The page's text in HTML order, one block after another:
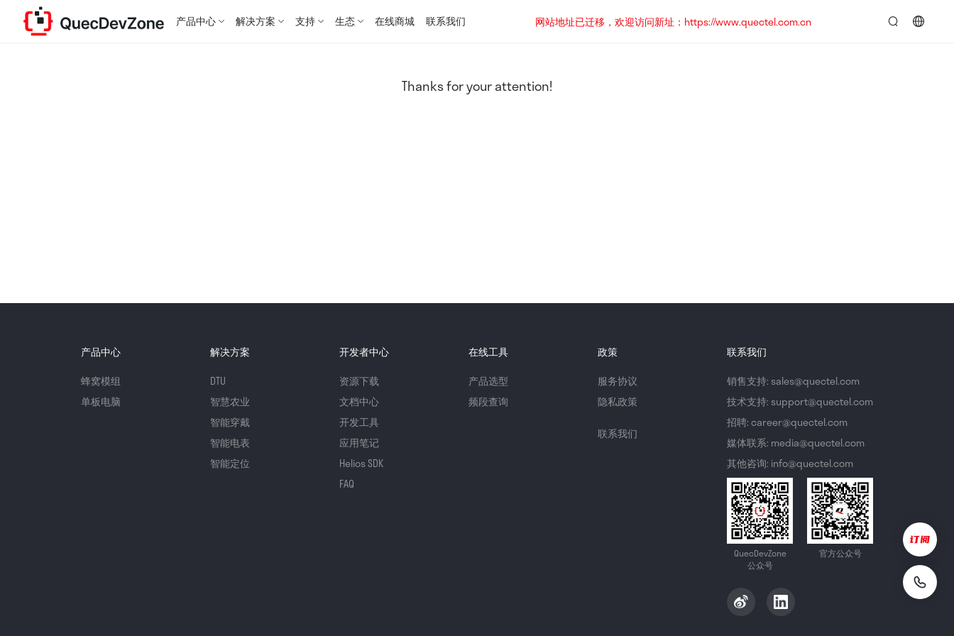
产品中心 解决方案 支持 生态 在线商城 联系我们
网站地址已迁移，欢迎访问新址：https://www.quectel.com.cn
Thanks for your attention!
产品中心
蜂窝模组
单板电脑
解决方案
DTU
智慧农业
智能穿戴
智能电表
智能定位
开发者中心
资源下载
文档中心
开发工具
应用笔记
Helios SDK
FAQ
在线工具
产品选型
频段查询
政策
服务协议
隐私政策
联系我们
联系我们
销售支持: sales@quectel.com
技术支持: support@quectel.com
招聘: career@quectel.com
媒体联系: media@quectel.com
其他咨询: info@quectel.com
QuecDevZone
公众号
官方公众号